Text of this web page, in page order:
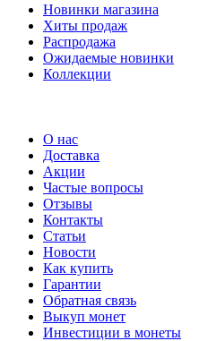
Новинки магазина
Хиты продаж
Распродажа
Ожидаемые новинки
Коллекции
О нас
Доставка
Акции
Частые вопросы
Отзывы
Контакты
Статьи
Новости
Как купить
Гарантии
Обратная связь
Выкуп монет
Инвестиции в монеты